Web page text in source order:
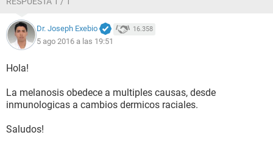
Desde ese instante él ha estado conmigo en este proceso, ya
llevamos 3 años de relación, les admito que fue muy difícil
estar con él por primera vez tenía pena de mi misma, pero el
me ha motivado y es la única persona con la que no me
ayudarme en algo, les agradecería muchísimo. Gracias por
Dr. Joseph Exebio 16.358
5 ago 2016 a las 19:51
Hola!
La melanosis obedece a multiples causas, desde
inmunologicas a cambios dermicos raciales.
Saludos!